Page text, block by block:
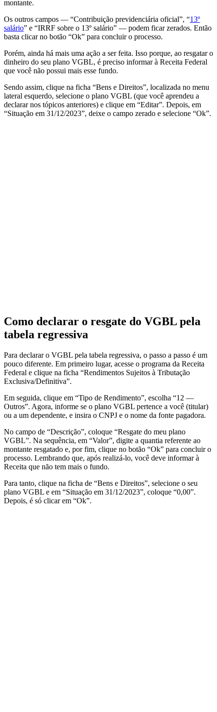
montante.
Os outros campos — “Contribuição previdenciária oficial”, “13º
salário” e “IRRF sobre o 13º salário” — podem ficar zerados. Então
basta clicar no botão “Ok” para concluir o processo.
Porém, ainda há mais uma ação a ser feita. Isso porque, ao resgatar o
dinheiro do seu plano VGBL, é preciso informar à Receita Federal
que você não possui mais esse fundo.
Sendo assim, clique na ficha “Bens e Direitos”, localizada no menu
lateral esquerdo, selecione o plano VGBL (que você aprendeu a
declarar nos tópicos anteriores) e clique em “Editar”. Depois, em
“Situação em 31/12/2023”, deixe o campo zerado e selecione “Ok”.
Como declarar o resgate do VGBL pela
tabela regressiva
Para declarar o VGBL pela tabela regressiva, o passo a passo é um
pouco diferente. Em primeiro lugar, acesse o programa da Receita
Federal e clique na ficha “Rendimentos Sujeitos à Tributação
Exclusiva/Definitiva”.
Em seguida, clique em “Tipo de Rendimento”, escolha “12 —
Outros”. Agora, informe se o plano VGBL pertence a você (titular)
ou a um dependente, e insira o CNPJ e o nome da fonte pagadora.
No campo de “Descrição”, coloque “Resgate do meu plano
VGBL”. Na sequência, em “Valor”, digite a quantia referente ao
montante resgatado e, por fim, clique no botão “Ok” para concluir o
processo. Lembrando que, após realizá-lo, você deve informar à
Receita que não tem mais o fundo.
Para tanto, clique na ficha de “Bens e Direitos”, selecione o seu
plano VGBL e em “Situação em 31/12/2023”, coloque “0,00”.
Depois, é só clicar em “Ok”.